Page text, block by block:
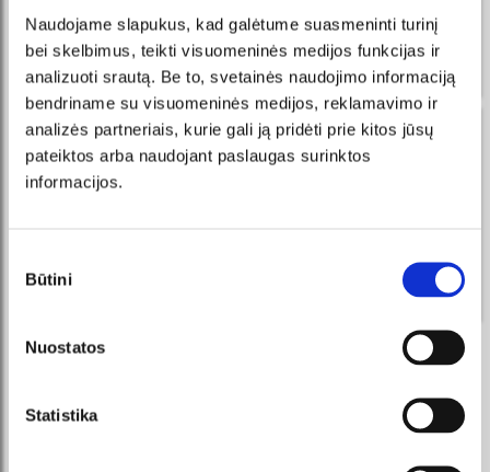
Naudojame slapukus, kad galėtume suasmeninti turinį
bei skelbimus, teikti visuomeninės medijos funkcijas ir
analizuoti srautą. Be to, svetainės naudojimo informaciją
bendriname su visuomeninės medijos, reklamavimo ir
analizės partneriais, kurie gali ją pridėti prie kitos jūsų
pateiktos arba naudojant paslaugas surinktos
informacijos.
pasirinkimas
Būtini
Nuostatos
Statistika
Gauk žinutes į Messenger, pirk
bilietus tiesiai iš mūsų išmanaus
roboto!
UŽSISAKYTI
naujienos tavo el. pašte
registruokis ir visada pirmas sužinosi apie naujausius
renginius ir vykdomas akcijas!